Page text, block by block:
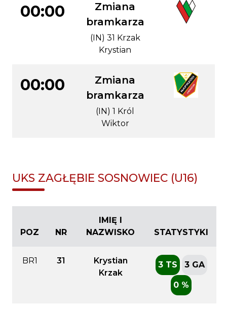
00:00
Zmiana
bramkarza
(IN) 31 Krzak
Krystian
00:00
Zmiana
bramkarza
(IN) 1 Król
Wiktor
UKS ZAGŁĘBIE SOSNOWIEC (U16)
POZ NR
IMIĘ I
NAZWISKO
STATYSTYKI
BR1 31
Krystian
Krzak
3 TS 3 GA
0 %